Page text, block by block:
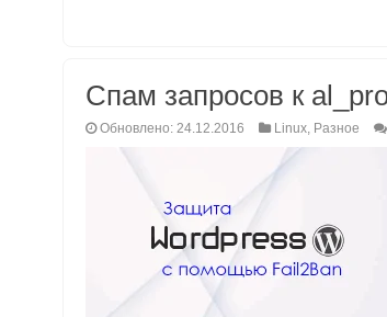
Спам запросов к
Обновлено: 24.12.2016 Linux, Разное